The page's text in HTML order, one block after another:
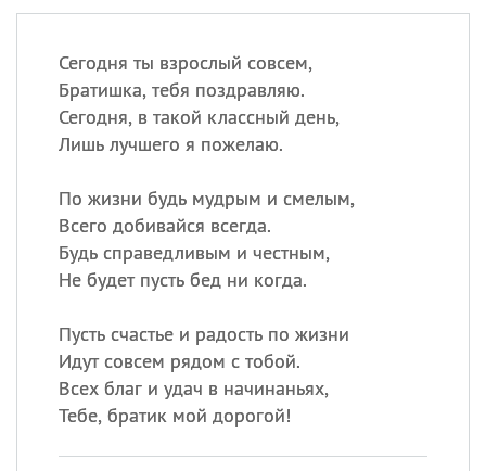
Сегодня ты взрослый совсем,
Братишка, тебя поздравляю.
Сегодня, в такой классный день,
Лишь лучшего я пожелаю.
По жизни будь мудрым и смелым,
Всего добивайся всегда.
Будь справедливым и честным,
Не будет пусть бед ни когда.
Пусть счастье и радость по жизни
Идут совсем рядом с тобой.
Всех благ и удач в начинаньях,
Тебе, братик мой дорогой!